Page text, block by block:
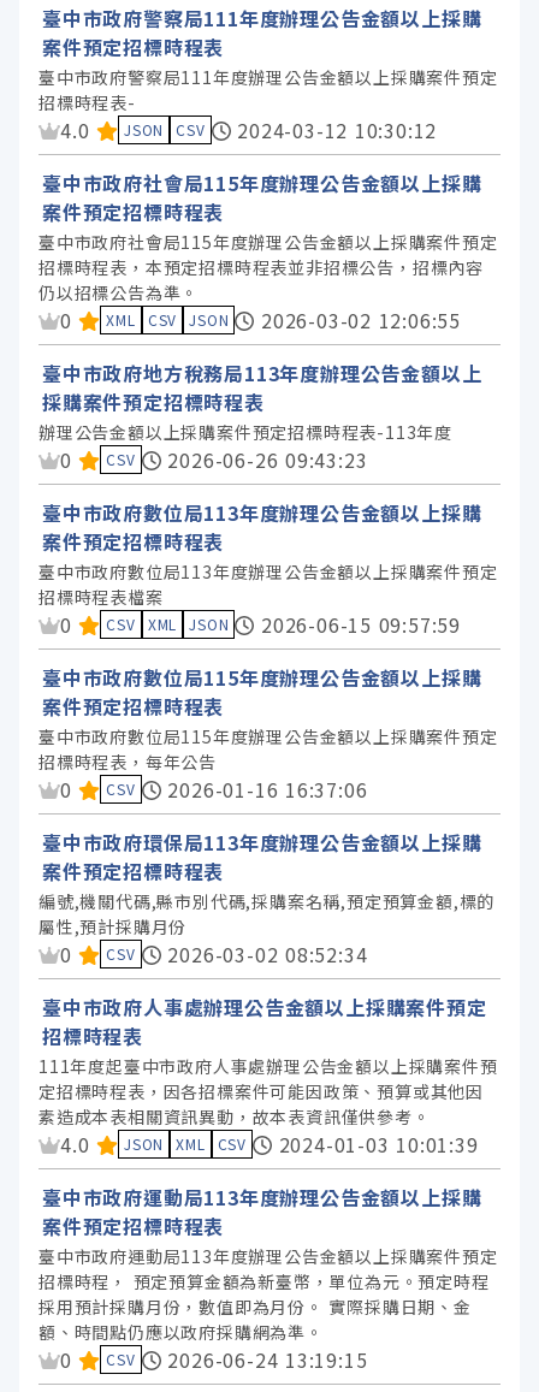
臺中市政府人事處 (1)
臺中市政府地方稅務局 (1)
臺中市政府文化局 (1)
臺中市政府環境保護局 (1)
臺中市政府觀光旅遊局 (1)
臺中市政府財政局 (1)
臺中市政府農業局 (1)
臺中市政府運動局 (1)
臺中市政府都市發展局 (1)
臺中捷運股份有限公司 (1)
服務分類
格式
標籤
授權
臺中市政府警察局111年度辦理公告金額以上採購
案件預定招標時程表
臺中市政府警察局111年度辦理公告金額以上採購案件預定
招標時程表-
資料集評分：
4.0 JSON CSV
2024-03-12 10:30:12
臺中市政府社會局115年度辦理公告金額以上採購
案件預定招標時程表
臺中市政府社會局115年度辦理公告金額以上採購案件預定
招標時程表，本預定招標時程表並非招標公告，招標內容
仍以招標公告為準。
資料集評分：
0 XML CSV JSON
2026-03-02 12:06:55
臺中市政府地方稅務局113年度辦理公告金額以上
採購案件預定招標時程表
辦理公告金額以上採購案件預定招標時程表-113年度
資料集評分：
0 CSV
2026-06-26 09:43:23
臺中市政府數位局113年度辦理公告金額以上採購
案件預定招標時程表
臺中市政府數位局113年度辦理公告金額以上採購案件預定
招標時程表檔案
資料集評分：
0 CSV XML JSON
2026-06-15 09:57:59
臺中市政府數位局115年度辦理公告金額以上採購
案件預定招標時程表
臺中市政府數位局115年度辦理公告金額以上採購案件預定
招標時程表，每年公告
資料集評分：
0 CSV
2026-01-16 16:37:06
臺中市政府環保局113年度辦理公告金額以上採購
案件預定招標時程表
編號,機關代碼,縣市別代碼,採購案名稱,預定預算金額,標的
屬性,預計採購月份
資料集評分：
0 CSV
2026-03-02 08:52:34
臺中市政府人事處辦理公告金額以上採購案件預定
招標時程表
111年度起臺中市政府人事處辦理公告金額以上採購案件預
定招標時程表，因各招標案件可能因政策、預算或其他因
素造成本表相關資訊異動，故本表資訊僅供參考。
資料集評分：
4.0 JSON XML CSV
2024-01-03 10:01:39
臺中市政府運動局113年度辦理公告金額以上採購
案件預定招標時程表
臺中市政府運動局113年度辦理公告金額以上採購案件預定
招標時程， 預定預算金額為新臺幣，單位為元。預定時程
採用預計採購月份，數值即為月份。 實際採購日期、金
額、時間點仍應以政府採購網為準。
資料集評分：
0 CSV 2026-06-24 13:19:15